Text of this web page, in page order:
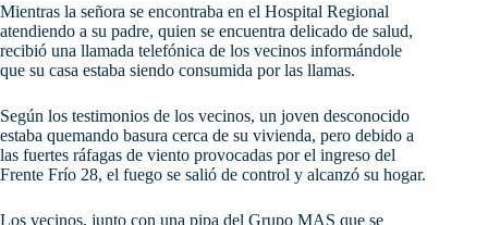
Mientras la señora se encontraba en el Hospital Regional
atendiendo a su padre, quien se encuentra delicado de salud,
recibió una llamada telefónica de los vecinos informándole
que su casa estaba siendo consumida por las llamas.
Según los testimonios de los vecinos, un joven desconocido
estaba quemando basura cerca de su vivienda, pero debido a
las fuertes ráfagas de viento provocadas por el ingreso del
Frente Frío 28, el fuego se salió de control y alcanzó su hogar.
Los vecinos, junto con una pipa del Grupo MAS que se